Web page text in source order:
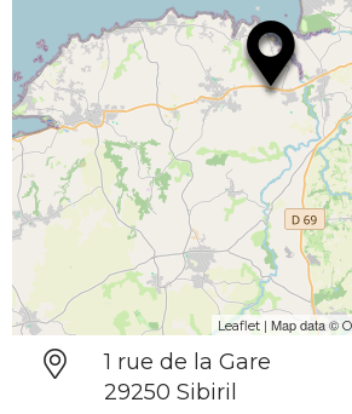
Leaflet | Map data ©
1 rue de la Gare
29250 Sibiril